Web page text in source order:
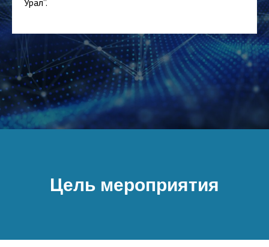
Урал”.
Цель мероприятия